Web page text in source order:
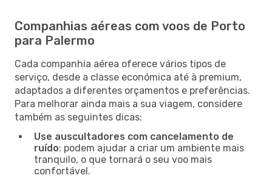
Companhias aéreas com voos de Porto
para Palermo
Cada companhia aérea oferece vários tipos de
serviço, desde a classe económica até à premium,
adaptados a diferentes orçamentos e preferências.
Para melhorar ainda mais a sua viagem, considere
também as seguintes dicas:
Use auscultadores com cancelamento de
ruído: podem ajudar a criar um ambiente mais
tranquilo, o que tornará o seu voo mais
confortável.